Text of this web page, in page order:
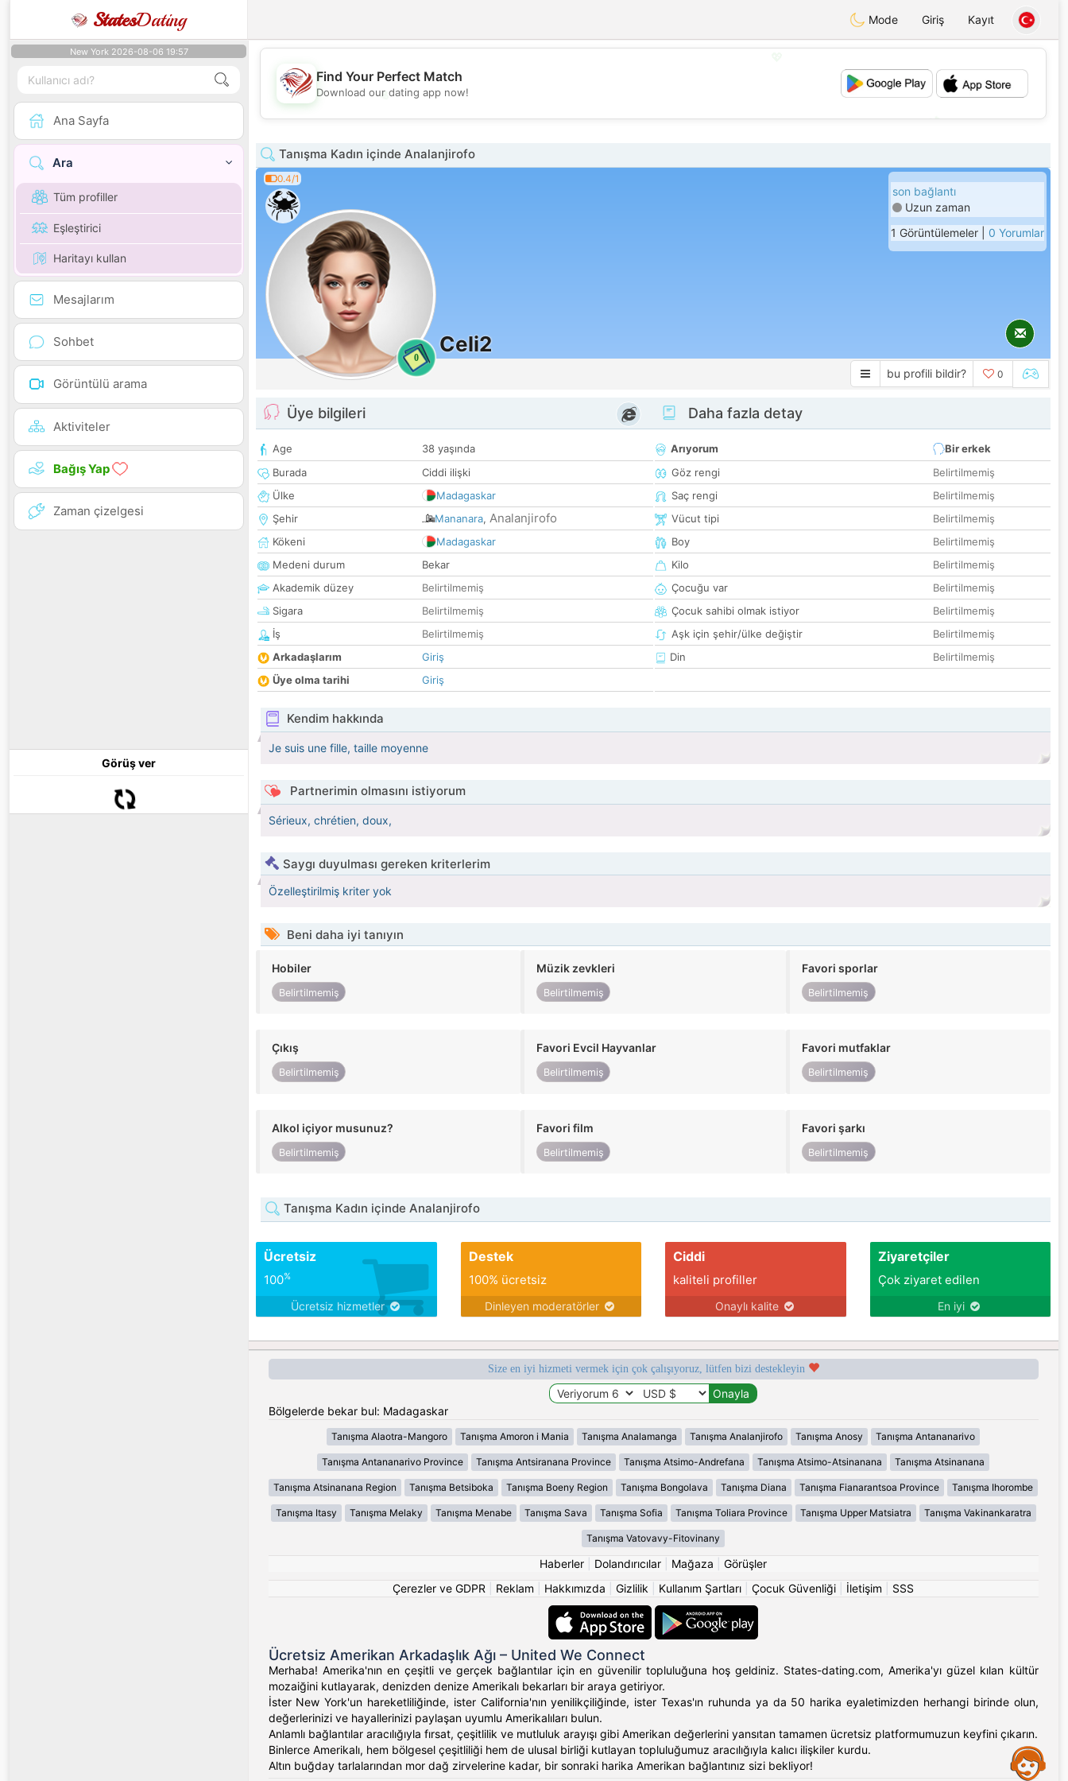
StatesDating Mode Giriş Kayıt
New York 2026-08-06 19:57
Ana Sayfa
Ara
Tüm profiller
Eşleştirici
Haritayı kullan
Mesajlarım
Sohbet
Görüntülü arama
Aktiviteler
Bağış Yap
Zaman çizelgesi
Görüş ver
💖
💕
Find Your Perfect Match
Download our dating app now!
Tanışma Kadın içinde Analanjirofo
0.4/1
0
Celi2
son bağlantı
Uzun zaman
1 Görüntülemeler | 0 Yorumlar
bu profili bildir? 0
Üye bilgileri
Age
38 yaşında
Burada
Ciddi ilişki
Ülke
Madagaskar
Şehir
Mananara, Analanjirofo
Kökeni
Madagaskar
Medeni durum
Bekar
Akademik düzey
Belirtilmemiş
Sigara
Belirtilmemiş
İş
Belirtilmemiş
Arkadaşlarım
Giriş
Üye olma tarihi
Giriş
Daha fazla detay
Arıyorum
Bir erkek
Göz rengi
Belirtilmemiş
Saç rengi
Belirtilmemiş
Vücut tipi
Belirtilmemiş
Boy
Belirtilmemiş
Kilo
Belirtilmemiş
Çocuğu var
Belirtilmemiş
Çocuk sahibi olmak istiyor
Belirtilmemiş
Aşk için şehir/ülke değiştir
Belirtilmemiş
Din
Belirtilmemiş
Kendim hakkında
Je suis une fille, taille moyenne
Partnerimin olmasını istiyorum
Sérieux, chrétien, doux,
Saygı duyulması gereken kriterlerim
Özelleştirilmiş kriter yok
Beni daha iyi tanıyın
Hobiler
Belirtilmemiş
Müzik zevkleri
Belirtilmemiş
Favori sporlar
Belirtilmemiş
Çıkış
Belirtilmemiş
Favori Evcil Hayvanlar
Belirtilmemiş
Favori mutfaklar
Belirtilmemiş
Alkol içiyor musunuz?
Belirtilmemiş
Favori film
Belirtilmemiş
Favori şarkı
Belirtilmemiş
Tanışma Kadın içinde Analanjirofo
Ücretsiz
100%
Ücretsiz hizmetler
Destek
100% ücretsiz
Dinleyen moderatörler
Ciddi
kaliteli profiller
Onaylı kalite
Ziyaretçiler
Çok ziyaret edilen
En iyi
Size en iyi hizmeti vermek için çok çalışıyoruz, lütfen bizi destekleyin
Bölgelerde bekar bul: Madagaskar
Tanışma Alaotra-Mangoro Tanışma Amoron i Mania Tanışma Analamanga Tanışma Analanjirofo Tanışma Anosy Tanışma Antananarivo
Tanışma Antananarivo Province Tanışma Antsiranana Province Tanışma Atsimo-Andrefana Tanışma Atsimo-Atsinanana Tanışma Atsinanana
Tanışma Atsinanana Region Tanışma Betsiboka Tanışma Boeny Region Tanışma Bongolava Tanışma Diana Tanışma Fianarantsoa Province Tanışma Ihorombe
Tanışma Itasy Tanışma Melaky Tanışma Menabe Tanışma Sava Tanışma Sofia Tanışma Toliara Province Tanışma Upper Matsiatra Tanışma Vakinankaratra
Tanışma Vatovavy-Fitovinany
Haberler Dolandırıcılar Mağaza
Görüşler
Çerezler ve GDPR
Reklam Hakkımızda Gizlilik Kullanım Şartları Çocuk Güvenliği İletişim SSS
Ücretsiz Amerikan Arkadaşlık Ağı – United We Connect
Merhaba! Amerika'nın en çeşitli ve gerçek bağlantılar için en güvenilir topluluğuna hoş geldiniz. States-dating.com, Amerika'yı güzel kılan kültür
mozaiğini kutlayarak, denizden denize Amerikalı bekarları bir araya getiriyor.
İster New York'un hareketliliğinde, ister California'nın yenilikçiliğinde, ister Texas'ın ruhunda ya da 50 harika eyaletimizden herhangi birinde olun,
değerlerinizi ve hayallerinizi paylaşan uyumlu Amerikalıları bulun.
Anlamlı bağlantılar aracılığıyla fırsat, çeşitlilik ve mutluluk arayışı gibi Amerikan değerlerini yansıtan tamamen ücretsiz platformumuzun keyfini çıkarın.
Binlerce Amerikalı, hem bölgesel çeşitliliği hem de ulusal birliği kutlayan topluluğumuz aracılığıyla kalıcı ilişkiler kurdu.
Altın buğday tarlalarından mor dağ zirvelerine kadar, bir sonraki harika Amerikan bağlantınız sizi bekliyor!
Assistance